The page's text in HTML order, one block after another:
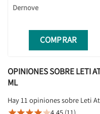
Dernove
COMPRAR
OPINIONES SOBRE LETI
ML
Hay 11 opiniones sobre Leti